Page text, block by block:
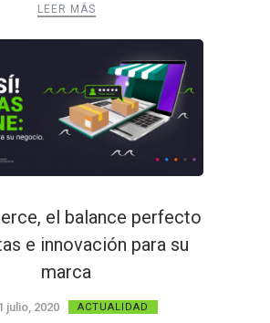
LEER MÁS
el balance perfecto
e innovación para su
marca
julio, 2020 ACTUALIDAD